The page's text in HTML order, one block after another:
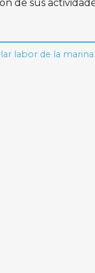
de sus
labor de la